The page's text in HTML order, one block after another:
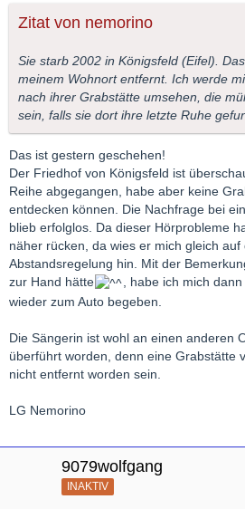
Zitat von nemorino
Sie starb 2002 in Königsfeld (Eifel).
meinem Wohnort entfernt. Ich werde
nach ihrer Grabstätte umsehen, die
sein, falls sie dort ihre letzte Ruhe
Das ist gestern geschehen!
Der Friedhof von Königsfeld ist
Reihe abgegangen, habe aber keine
entdecken können. Die Nachfrage bei
blieb erfolglos. Da dieser Hörprobleme
näher rücken, da wies er mich gleich auf
Abstandsregelung hin. Mit der
zur Hand hätte
, habe ich mich
wieder zum Auto begeben.
Die Sängerin ist wohl an einen anderen
überführt worden, denn eine Grabstätte
nicht entfernt worden sein.
LG Nemorino
9079wolfgang
INAKTIV